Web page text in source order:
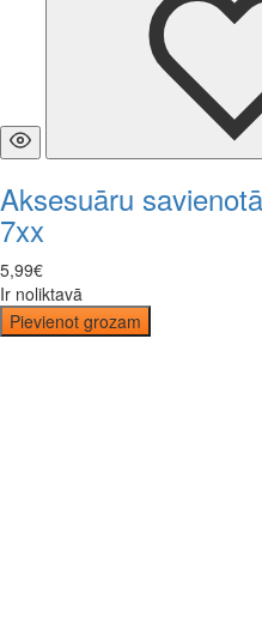
Aksesuāru
7xx
5,99€
Ir noliktavā
Pievienot grozam